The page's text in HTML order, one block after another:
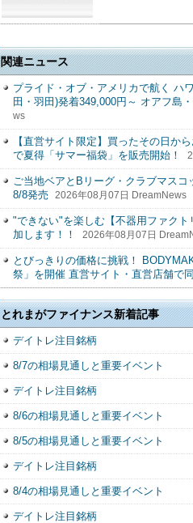
関連ニュース
プライド・オブ・アメリカで航く ハ
田・羽田)発着349,000円～ オアフ島
ws
【直営サイト限定】買ったその日か
で夏得「サマー福袋」を販売開始！
ご当地ベアとBリーグ・クラブマス
8/8発売
2026年08月07日 DreamNews
"できない"を楽しむ【不器用ファク
加します！！
2026年08月07日
とびっきりの価格に挑戦！
祭」を開催 直営サイト・直営店舗で
とれまがファイナンス新着記事
デイトレ注目銘柄
8/7の相場見通しと重要イベント
デイトレ注目銘柄
8/6の相場見通しと重要イベント
8/5の相場見通しと重要イベント
デイトレ注目銘柄
8/4の相場見通しと重要イベント
デイトレ注目銘柄